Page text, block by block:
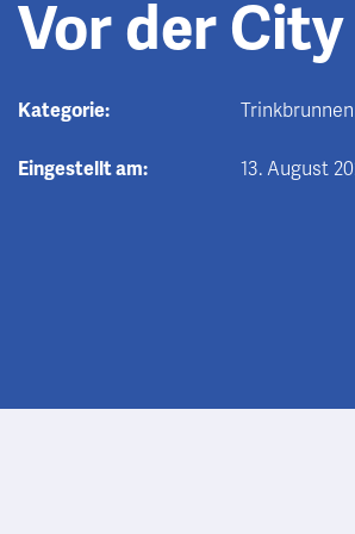
Vor der
Kategorie: Trinkbrunnen
Eingestellt am: 13. August